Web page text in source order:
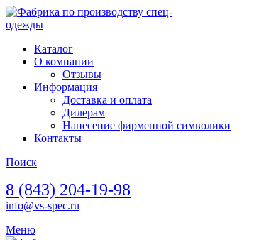
Каталог
О компании
Отзывы
Информация
Доставка и оплата
Дилерам
Нанесение фирменной символики
Контакты
Поиск
8 (843) 204-19-98
info@vs-spec.ru
Меню